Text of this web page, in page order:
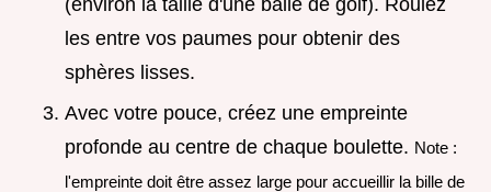
(environ la taille d'une balle de golf). Roulez
les entre vos paumes pour obtenir des
sphères lisses.
Avec votre pouce, créez une empreinte
profonde au centre de chaque boulette. Note :
l'empreinte doit être assez large pour accueillir la bille de